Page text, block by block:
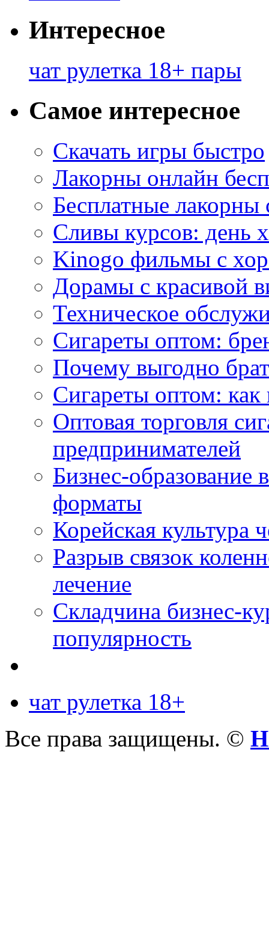
Интересное
чат рулетка 18+ пары
Самое интересное
Скачать игры быстро
Лакорны онлайн
Бесплатные лакорны
Сливы курсов: день
Kinogo фильмы с
Дорамы с красивой
Техническое
Сигареты оптом:
Почему выгодно
Сигареты оптом: как
Оптовая торговля
предпринимателей
Бизнес-образование
форматы
Корейская культура
Разрыв связок
лечение
Складчина бизнес-
популярность
чат рулетка 18+
Все права защищены. ©